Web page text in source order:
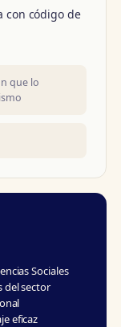
con código de
que lo
Sociales
del sector
eficaz